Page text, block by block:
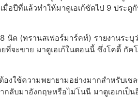
อปีที่แล้วทําให้มาดูเอเก้ซัดไป 9 ประตู
นัด (ทรานสเฟอร์มาร์คท์) รายงานระบุ
จะขาย มาดูเอเก้ในตอนนี้ ซึ่งโคดี้ กัค
ใช้ความพยายามอย่างมากสําหรับเช
ลับมาอังกฤษหรือไม่โนนี มาดูเอเกเป็